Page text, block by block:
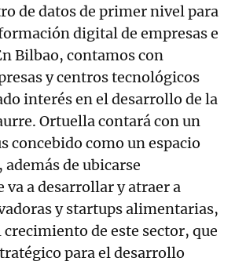
de datos de primer nivel para
digital de empresas e
Bilbao, contamos con
y centros tecnológicos
interés en el desarrollo de la
Ortuella contará con un
concebido como un espacio
de ubicarse
va a desarrollar y atraer a
y startups alimentarias,
de este sector, que
para el desarrollo